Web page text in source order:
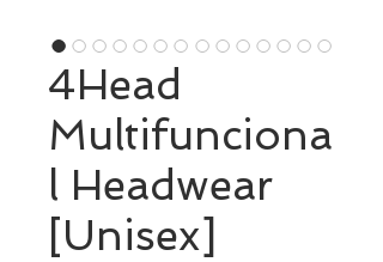
4Head
Multifunciona
l Headwear
[Unisex]